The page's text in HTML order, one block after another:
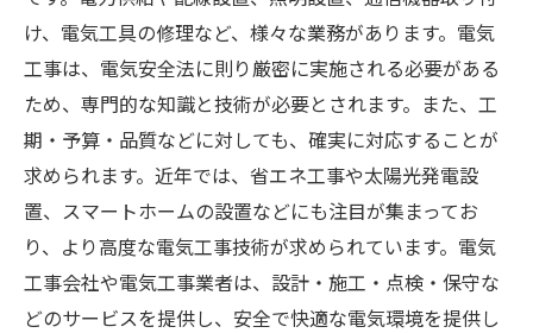
け、電気工具の修理など、様々な業務があります。電気
工事は、電気安全法に則り厳密に実施される必要がある
ため、専門的な知識と技術が必要とされます。また、工
期・予算・品質などに対しても、確実に対応することが
求められます。近年では、省エネ工事や太陽光発電設
置、スマートホームの設置などにも注目が集まってお
り、より高度な電気工事技術が求められています。電気
工事会社や電気工事業者は、設計・施工・点検・保守な
どのサービスを提供し、安全で快適な電気環境を提供し